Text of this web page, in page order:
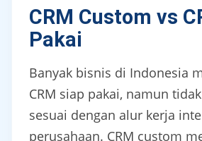
CRM Custom vs
Pakai
Banyak bisnis di Indonesia
CRM siap pakai, namun
sesuai dengan alur kerja
perusahaan. CRM custom